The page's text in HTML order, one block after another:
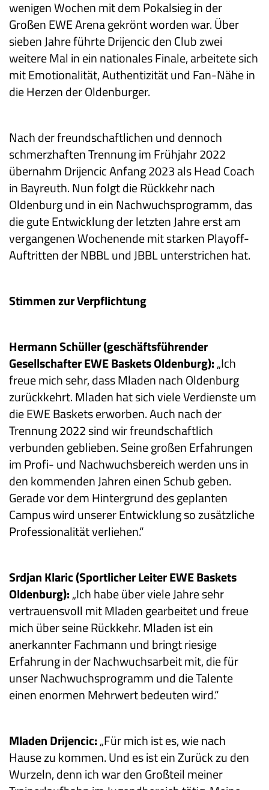
wenigen Wochen mit dem Pokalsieg in der
Großen EWE Arena gekrönt worden war. Über
sieben Jahre führte Drijencic den Club zwei
weitere Mal in ein nationales Finale, arbeitete sich
mit Emotionalität, Authentizität und Fan-Nähe in
die Herzen der Oldenburger.
Nach der freundschaftlichen und dennoch
schmerzhaften Trennung im Frühjahr 2022
übernahm Drijencic Anfang 2023 als Head Coach
in Bayreuth. Nun folgt die Rückkehr nach
Oldenburg und in ein Nachwuchsprogramm, das
die gute Entwicklung der letzten Jahre erst am
vergangenen Wochenende mit starken Playoff-
Auftritten der NBBL und JBBL unterstrichen hat.
Stimmen zur Verpflichtung
Hermann Schüller (geschäftsführender
Gesellschafter EWE Baskets Oldenburg):„Ich
freue mich sehr, dass Mladen nach Oldenburg
zurückkehrt. Mladen hat sich viele Verdienste um
die EWE Baskets erworben. Auch nach der
Trennung 2022 sind wir freundschaftlich
verbunden geblieben. Seine großen Erfahrungen
im Profi- und Nachwuchsbereich werden uns in
den kommenden Jahren einen Schub geben.
Gerade vor dem Hintergrund des geplanten
Campus wird unserer Entwicklung so zusätzliche
Professionalität verliehen.“
Srdjan Klaric (Sportlicher Leiter EWE Baskets
Oldenburg):„Ich habe über viele Jahre sehr
vertrauensvoll mit Mladen gearbeitet und freue
mich über seine Rückkehr. Mladen ist ein
anerkannter Fachmann und bringt riesige
Erfahrung in der Nachwuchsarbeit mit, die für
unser Nachwuchsprogramm und die Talente
einen enormen Mehrwert bedeuten wird.“
Mladen Drijencic:„Für mich ist es, wie nach
Hause zu kommen. Und es ist ein Zurück zu den
Wurzeln, denn ich war den Großteil meiner